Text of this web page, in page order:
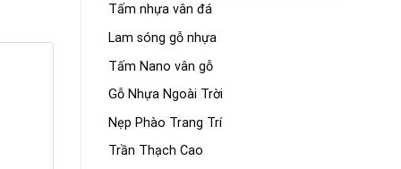
Tấm nhựa vân đá
Lam sóng gỗ nhựa
Tấm Nano vân gỗ
Gỗ Nhựa Ngoài Trời
Nẹp Phào Trang Trí
Trần Thạch Cao